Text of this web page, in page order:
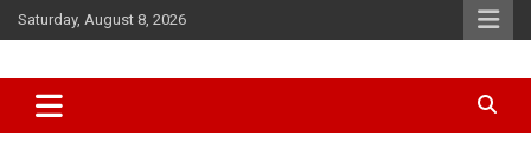
Skip
to
Saturday, August 8, 2026
d7-news.com